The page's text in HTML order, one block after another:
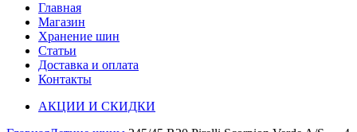
Главная
Магазин
Хранение шин
Статьи
Доставка и оплата
Контакты
АКЦИИ И СКИДКИ